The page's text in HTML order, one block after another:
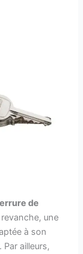
de
revanche, une
à son
. Par ailleurs,